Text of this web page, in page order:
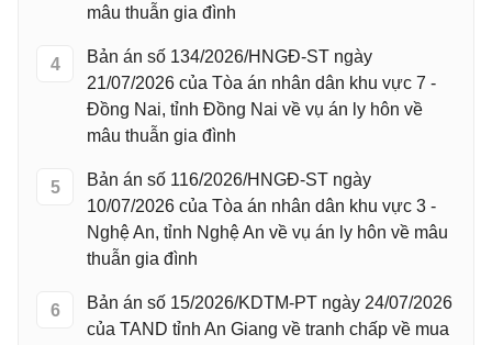
mâu thuẫn gia đình
4
Bản án số 134/2026/HNGĐ-ST ngày
21/07/2026 của Tòa án nhân dân khu vực 7 -
Đồng Nai, tỉnh Đồng Nai về vụ án ly hôn về
mâu thuẫn gia đình
5
Bản án số 116/2026/HNGĐ-ST ngày
10/07/2026 của Tòa án nhân dân khu vực 3 -
Nghệ An, tỉnh Nghệ An về vụ án ly hôn về mâu
thuẫn gia đình
6
Bản án số 15/2026/KDTM-PT ngày 24/07/2026
của TAND tỉnh An Giang về tranh chấp về mua